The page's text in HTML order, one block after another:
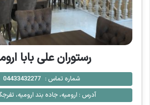
رستوران علی بابا
شماره تماس : 04433432277
آدرس : ارومیه، جاده بند ارومیه،